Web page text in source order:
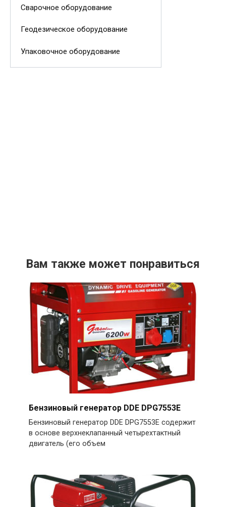
Сварочное оборудование
Геодезическое оборудование
Упаковочное оборудование
Вам также может понравиться
Бензиновый генератор DDE DPG7553E
Бензиновый генератор DDE DPG7553E содержит
в основе верхнеклапанный четырехтактный
двигатель (его объем